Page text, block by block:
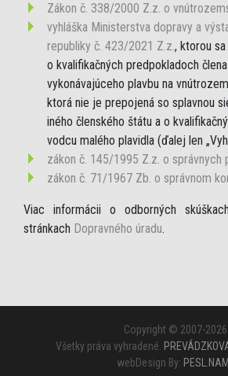
Zákon č. 338/2000 Z.z. o
vyhláška Ministerstva dopravy a
republiky č. 423/2021 Z.z., ktorou
o kvalifikačných predpokladoch
vykonávajúceho plavbu na
ktorá nie je prepojená so splavnou
iného členského štátu a o
vodcu malého plavidla (ďalej len
zákon č. 145/1995 Z.z. o správnych
zákon č. 71/1967 Zb. o správnom
Viac informácii o odborných
stránkach Dopravného úradu.
Copyright © 2007-2026
Všetky práva vyhradené.
webDesign By: